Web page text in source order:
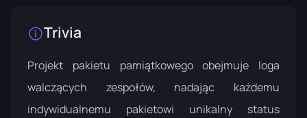
Trivia
Projekt pakietu pamiątkowego obejmuje loga
walczących zespołów, nadając każdemu
indywidualnemu pakietowi unikalny status